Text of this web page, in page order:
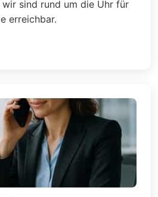
wir sind rund um die Uhr für
erreichbar.